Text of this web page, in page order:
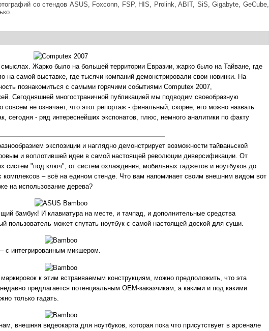
со стендов ASUS, Foxconn, FSP, HIS, Prolink, ABIT, SiS, Gigabyte, GeCube,
Жарко было на большей территории Евразии, жарко было на Тайване, где
на самой выставке, где тысячи компаний демонстрировали свои новинки. На
познакомиться с самыми горячими событиями Computex 2007,
Сегодняшней многостраничной публикацией мы подводим своеобразную
не означает, что этот репортаж - финальный, скорее, его можно назвать
- ряд интереснейших экспонатов, плюс, немного аналитики по факту
экспозиции и наглядно демонстрирует возможности тайваньской
и воплотившей идеи в самой настоящей революции диверсификации. От
систем "под ключ", от систем охлаждения, мобильных гаджетов и ноутбуков до
– всё на едином стенде. Что вам напоминает своим внешним видом вот
на использование дерева?
бамбук! И клавиатура на месте, и тачпад, и дополнительные средства
пользователь может спутать ноутбук с самой настоящей доской для суши.
с интегрированным микшером.
к этим встраиваемым конструкциям, можно предположить, что эта
предлагается потенциальным OEM-заказчикам, а какими и под какими
только гадать.
внешняя видеокарта для ноутбуков, которая пока что присутствует в арсенале